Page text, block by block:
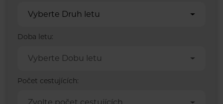
Vyberte Druh letu
Doba letu:
Vyberte Dobu letu
Počet cestujících: